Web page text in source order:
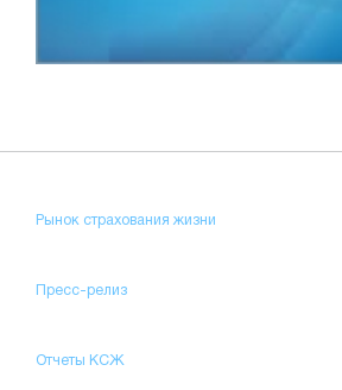
Рынок страхования жизни
Пресс-релиз
Отчеты КСЖ